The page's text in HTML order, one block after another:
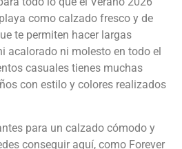
como calzado fresco y de
te permiten hacer largas
acalorado ni molesto en todo el
casuales tienes muchas
con estilo y colores realizados
para un calzado cómodo y
conseguir aquí, como Forever